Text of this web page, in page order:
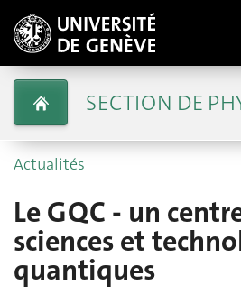
SECTION DE
Actualités
Le GQC - un
sciences et
quantiques